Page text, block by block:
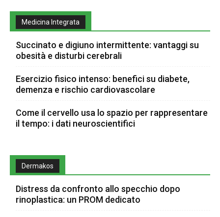
Medicina Integrata
Succinato e digiuno intermittente: vantaggi su
obesità e disturbi cerebrali
Esercizio fisico intenso: benefici su diabete,
demenza e rischio cardiovascolare
Come il cervello usa lo spazio per rappresentare
il tempo: i dati neuroscientifici
Dermakos
Distress da confronto allo specchio dopo
rinoplastica: un PROM dedicato